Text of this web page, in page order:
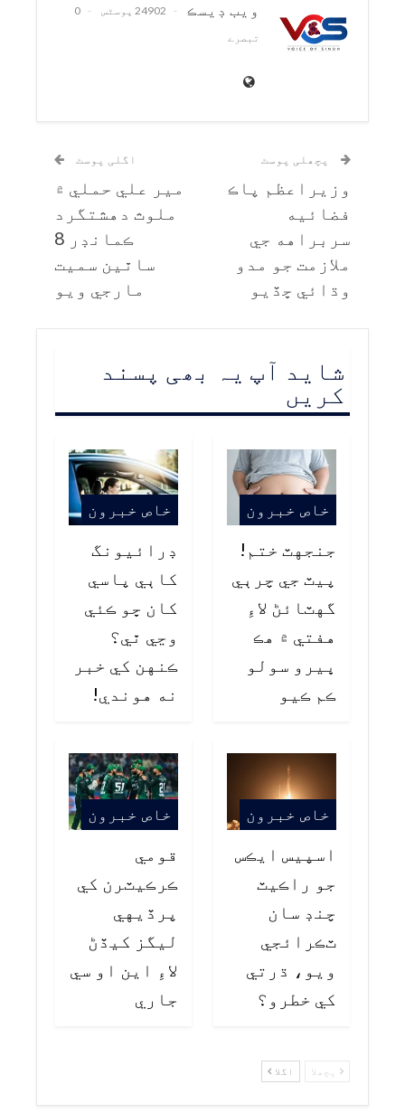
ويب ڊيسڪ 24902 پوسٹس
0
تبصرے
پچھلی پوسٹ
وزيراعظم پاڪ
فضائيه
سربراهه جي
ملازمت جو مدو
وڌائي ڇڏيو
اگلی پوسٹ
مير علي حملي ۾
ملوث دهشتگرد
ڪمانڊر 8
ساٿين سميت
مارجي ويو
شاید آپ یہ بھی پسند
کریں
خاص خبرون
جنجهٽ ختم!
پيٽ جي چرٻي
گهٽائڻ لاءِ
هفتي ۾ هڪ
ڀيرو سولو
ڪم ڪيو
خاص خبرون
ڊرائيونگ
کاٻي پاسي
کان ڇو ڪئي
وڃي ٿي؟
ڪنهن کي خبر
نه هوندي!
خاص خبرون
اسپيس ايڪس
جو راڪيٽ
چنڊ سان
ٽڪرائجي
ويو، ڌرتي
کي خطرو؟
خاص خبرون
قومي
ڪرڪيٽرن کي
پرڏيهي
ليگز کيڏڻ
لاءِ اين او سي
جاري
پچھلا اگلا